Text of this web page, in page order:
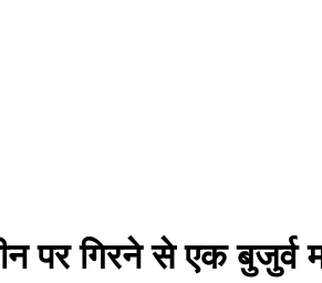
गिरने से एक बुजुर्व